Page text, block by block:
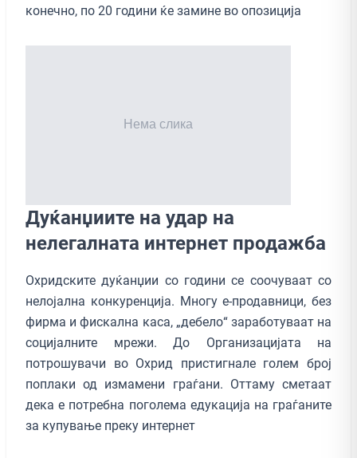
конечно, по 20 години ќе замине во опозиција
Дуќанџиите на удар на
нелегалната интернет продажба
Охридските дуќанџии со години се соочуваат со
нелојална конкуренција. Многу е-продавници, без
фирма и фискална каса, „дебело“ заработуваат на
социјалните мрежи. До Организацијата на
потрошувачи во Охрид пристигнале голем број
поплаки од измамени граѓани. Оттаму сметаат
дека е потребна поголема едукација на граѓаните
за купување преку интернет